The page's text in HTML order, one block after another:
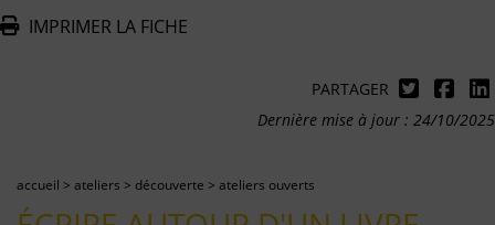
IMPRIMER LA FICHE
PARTAGER
Dernière mise à jour : 24/10/2025
accueil > ateliers > découverte > ateliers ouverts